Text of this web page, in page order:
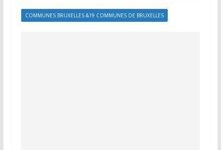
COMMUNES BRUXELLES &19 COMMUNES DE BRUXELLES